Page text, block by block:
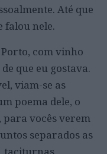
Até que
falou nele.
com vinho
que eu gostava.
viam-se as
poema dele, o
vocês verem
separados as
taciturnas,